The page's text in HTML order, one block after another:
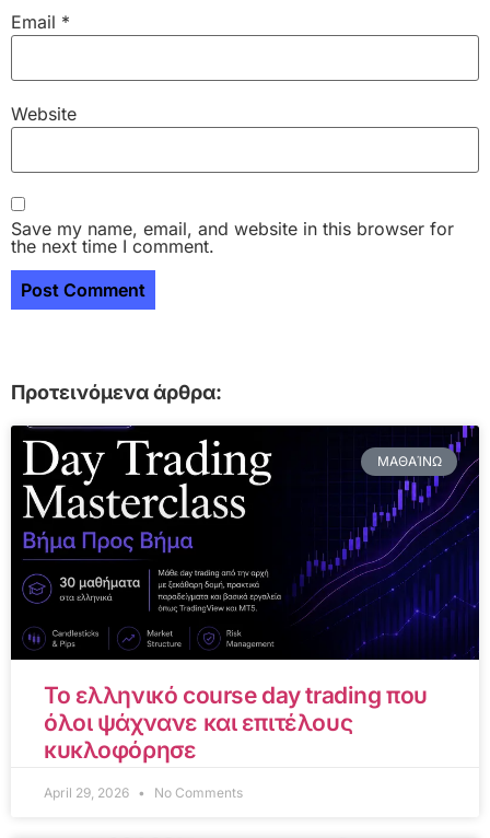
Email *
Website
Save my name, email, and website in this browser for
the next time I comment.
Προτεινόμενα άρθρα:
ΜΑΘΑΊΝΩ
Το ελληνικό course day trading που
όλοι ψάχνανε και επιτέλους
κυκλοφόρησε
April 29, 2026 No Comments